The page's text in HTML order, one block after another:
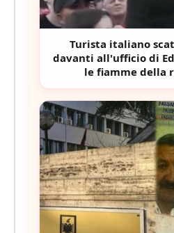
Turista italiano
davanti all'ufficio di
le fiamme della